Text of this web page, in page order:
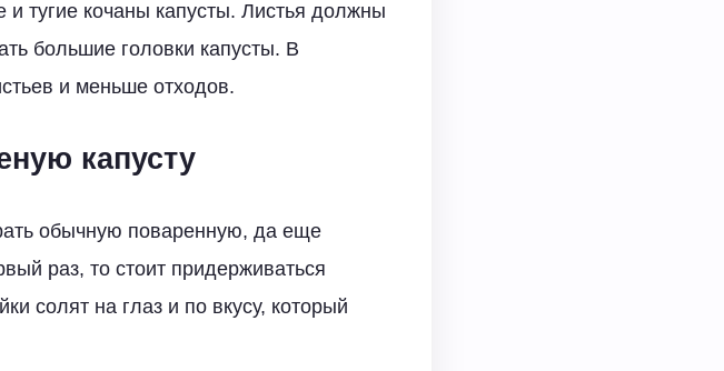
тугие кочаны капусты. Листья должны
большие головки капусты. В
и меньше отходов.
капусту
обычную поваренную, да еще
раз, то стоит придерживаться
солят на глаз и по вкусу, который